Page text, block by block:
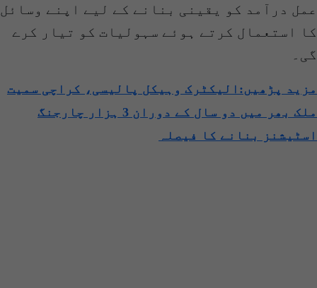
عمل درآمد کو یقینی بنانے کے لیے اپنے وسائل
کا استعمال کرتے ہوئے سہولیات کو تیار کرے
گی۔
مزید پڑھیں:الیکٹرک وہیکل پالیسی، کراچی سمیت
ملک بھر میں دو سال کے دوران 3 ہزار چارجنگ
اسٹیشنز بنانے کا فیصلہ